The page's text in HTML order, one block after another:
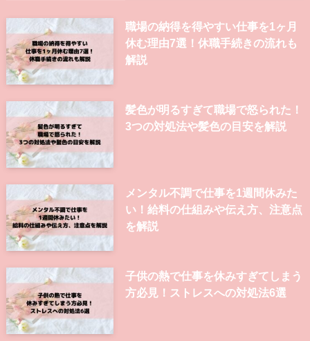
職場の納得を得やすい仕事を1ヶ月
休む理由7選！休職手続きの流れも
解説
髪色が明るすぎて職場で怒られた！
3つの対処法や髪色の目安を解説
メンタル不調で仕事を1週間休みた
い！給料の仕組みや伝え方、注意点
を解説
子供の熱で仕事を休みすぎてしまう
方必見！ストレスへの対処法6選